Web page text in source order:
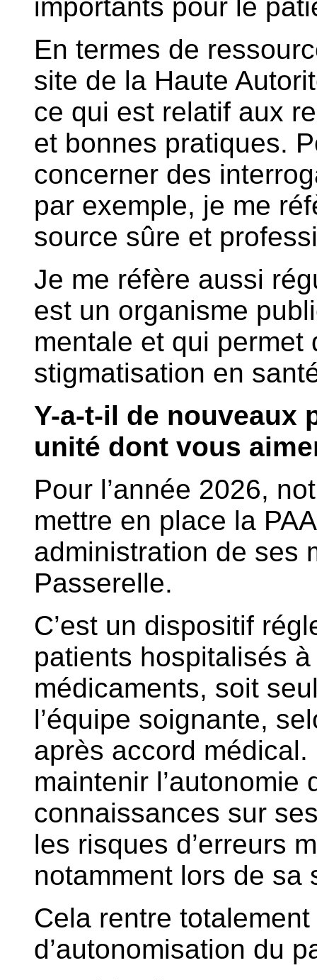
importants pour le
En termes de
site de la Haute
ce qui est relatif aux
et bonnes pratiques.
concerner des
par exemple, je me
source sûre et
Je me réfère aussi
est un organisme
mentale et qui permet
stigmatisation en
Y-a-t-il de nouveaux
unité dont vous
Pour l’année 2026,
mettre en place la
administration de ses
Passerelle.
C’est un dispositif
patients hospitalisés
médicaments, soit
l’équipe soignante,
après accord médical.
maintenir
connaissances sur
les risques d’erreurs
notamment lors de sa
Cela rentre
d’autonomisation du